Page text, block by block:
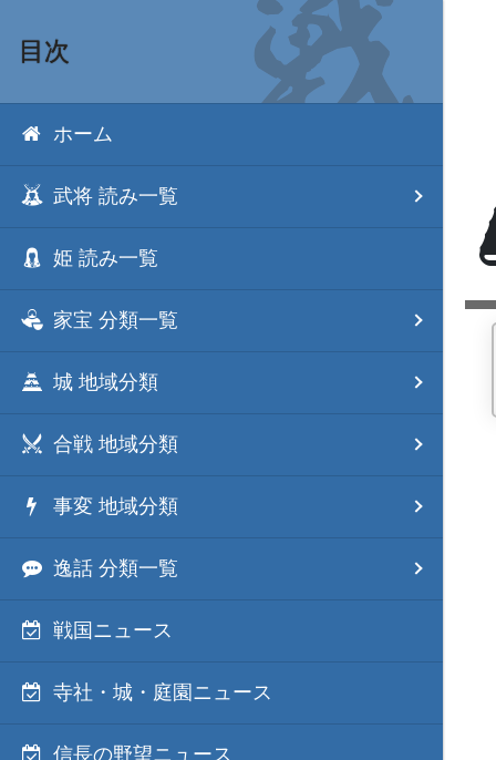
目次
ホーム
武将 読み一覧
姫 読み一覧
家宝 分類一覧
城 地域分類
合戦 地域分類
事変 地域分類
逸話 分類一覧
戦国ニュース
寺社・城・庭園ニュース
信長の野望ニュース